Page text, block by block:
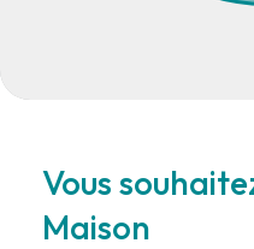
Vous
Maison